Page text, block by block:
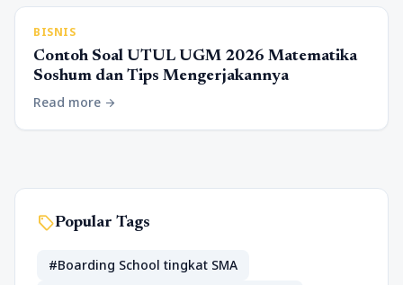
BISNIS
Contoh Soal UTUL UGM 2026 Matematika
Soshum dan Tips Mengerjakannya
Read more arrow_forward
sellPopular Tags
#Boarding School tingkat SMA